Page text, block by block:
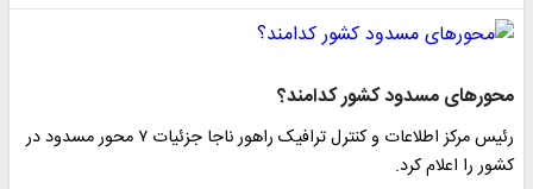
محور‌های مسدود کشور کدامند؟
رئیس مرکز اطلاعات و کنترل ترافیک راهور ناجا جزئیات ۷ محور مسدود در
کشور را اعلام کرد.